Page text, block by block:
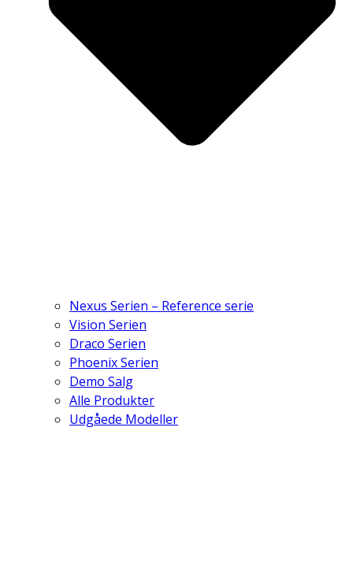
Nexus Serien – Reference serie
Vision Serien
Draco Serien
Phoenix Serien
Demo Salg
Alle Produkter
Udgåede Modeller